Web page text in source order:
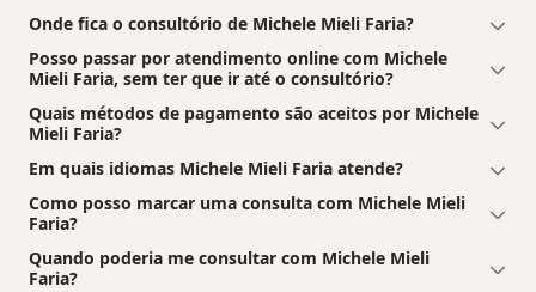
Onde fica o consultório de Michele Mieli Faria?
Posso passar por atendimento online com Michele
Mieli Faria, sem ter que ir até o consultório?
Quais métodos de pagamento são aceitos por Michele
Mieli Faria?
Em quais idiomas Michele Mieli Faria atende?
Como posso marcar uma consulta com Michele Mieli
Faria?
Quando poderia me consultar com Michele Mieli
Faria?